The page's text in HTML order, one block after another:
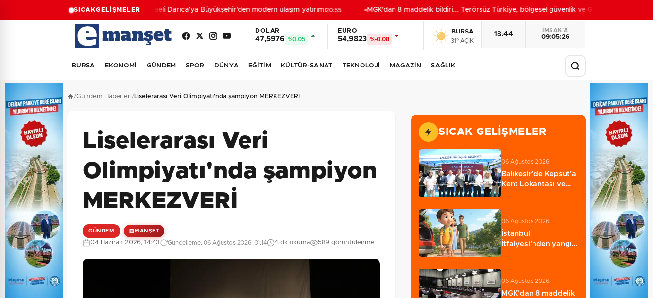
SICAKGELİŞMELERKocaeli Darıca’ya Büyükşehir'den modern ulaşım yatırımı20:55 MGK'dan 8 maddelik bildiri... Terörsüz Türkiye, bölgesel güvenlik ve Gazze mesajı
DOLAR
47,5976 %0.05
EURO
54,9823 %-0.08
BURSA
31° AÇIK
18:44
İMSAK'A
09:05:24
BURSA EKONOMİ GÜNDEM SPOR DÜNYA EĞİTİM KÜLTÜR-SANAT TEKNOLOJİ MAGAZİN SAĞLIK
/Gündem Haberleri/Liselerarası Veri Olimpiyatı'nda şampiyon MERKEZVERİ
Liselerarası Veri
Olimpiyatı'nda şampiyon
MERKEZVERİ
GÜNDEM MANŞET
04 Haziran 2026, 14:43 Güncelleme: 06 Ağustos 2026, 01:14 4 dk okuma 589 görüntülenme
SICAK GELIŞMELER
06 Ağustos 2026
Balıkesir'de Kepsut’a
Kent Lokantası ve
06 Ağustos 2026
İstanbul
İtfaiyesi’nden yangın
06 Ağustos 2026
MGK'dan 8 maddelik